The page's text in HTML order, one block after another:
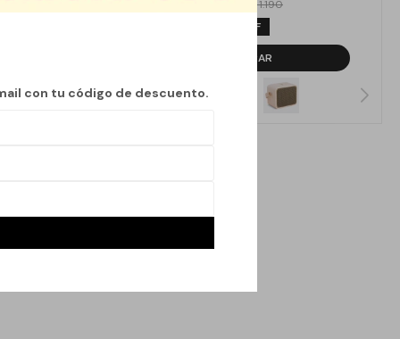
con tu código de descuento.
1.190